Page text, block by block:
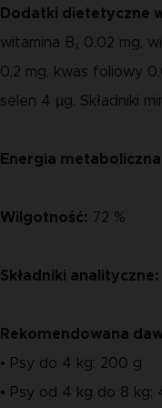
Dodatki dietetyczne
witamina B₁ 0,02 mg,
0,2 mg, kwas foliowy
selen 4 µg. Składniki
Energia
Wilgotność: 72 %
Składniki analityczne:
Rekomendowana
• Psy do 4 kg: 200 g
• Psy od 4 kg do 8 kg: